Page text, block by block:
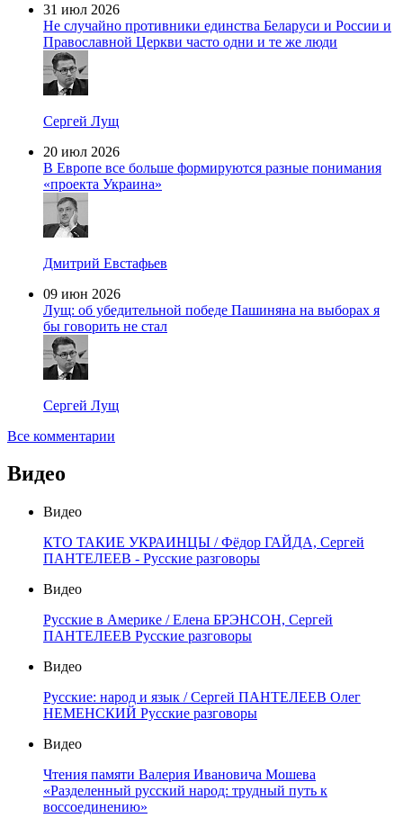
31 июл 2026
Не случайно противники единства Беларуси и России и
Православной Церкви часто одни и те же люди
Сергей Лущ
20 июл 2026
В Европе все больше формируются разные понимания
«проекта Украина»
Дмитрий Евстафьев
09 июн 2026
Лущ: об убедительной победе Пашиняна на выборах я
бы говорить не стал
Сергей Лущ
Все комментарии
Видео
Видео
КТО ТАКИЕ УКРАИНЦЫ / Фёдор ГАЙДА, Сергей
ПАНТЕЛЕЕВ - Русские разговоры
Видео
Русские в Америке / Елена БРЭНСОН, Сергей
ПАНТЕЛЕЕВ Русские разговоры
Видео
Русские: народ и язык / Сергей ПАНТЕЛЕЕВ Олег
НЕМЕНСКИЙ Русские разговоры
Видео
Чтения памяти Валерия Ивановича Мошева
«Разделенный русский народ: трудный путь к
воссоединению»